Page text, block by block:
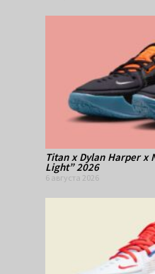
Titan x Dylan Harper x
Light” 2026
6 августа 2026